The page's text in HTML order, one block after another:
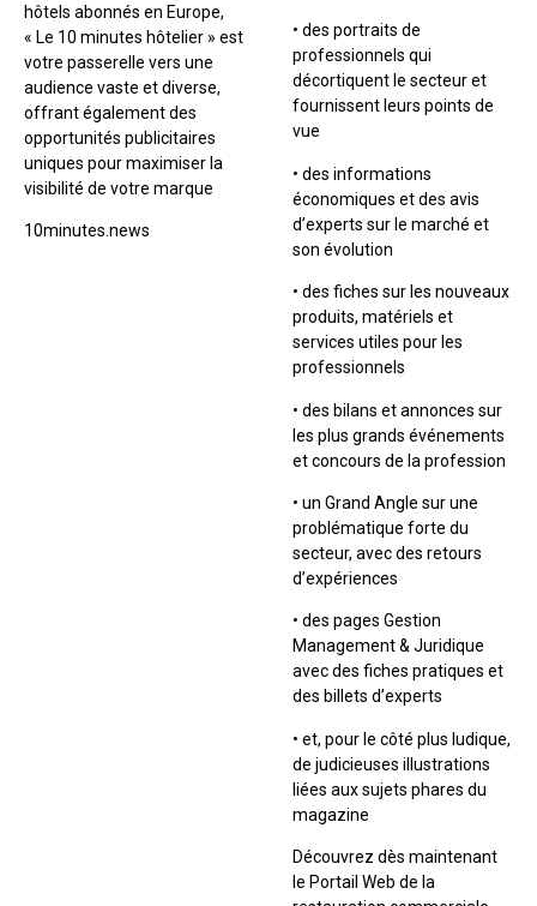
hôtels abonnés en Europe,
« Le 10 minutes hôtelier » est
votre passerelle vers une
audience vaste et diverse,
offrant également des
opportunités publicitaires
uniques pour maximiser la
visibilité de votre marque
10minutes.news
• des portraits de
professionnels qui
décortiquent le secteur et
fournissent leurs points de
vue
• des informations
économiques et des avis
d’experts sur le marché et
son évolution
• des fiches sur les nouveaux
produits, matériels et
services utiles pour les
professionnels
• des bilans et annonces sur
les plus grands événements
et concours de la profession
• un Grand Angle sur une
problématique forte du
secteur, avec des retours
d’expériences
• des pages Gestion
Management & Juridique
avec des fiches pratiques et
des billets d’experts
• et, pour le côté plus ludique,
de judicieuses illustrations
liées aux sujets phares du
magazine
Découvrez dès maintenant
le Portail Web de la